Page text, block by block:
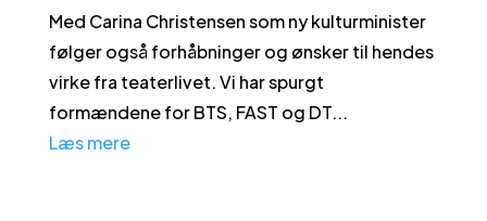
Med Carina Christensen som ny kulturminister
følger også forhåbninger og ønsker til hendes
virke fra teaterlivet. Vi har spurgt
formændene for BTS, FAST og DT...
Læs mere